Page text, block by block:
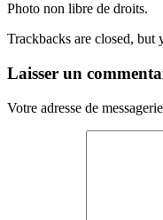
Photo non libre de droits.
Trackbacks are closed, but
Laisser un
Votre adresse de